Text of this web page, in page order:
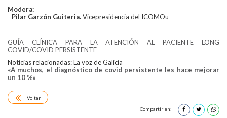
Modera:
- Pilar Garzón Guiteria.Vicepresidencia del ICOMOu
GUÍA CLÍNICA PARA LA ATENCIÓN AL PACIENTE LONG
COVID/COVID PERSISTENTE
Noticias relacionadas: La voz de Galicia
«A muchos, el diagnóstico de covid persistente les hace mejorar
un 10 %»
Voltar
Compartir en: